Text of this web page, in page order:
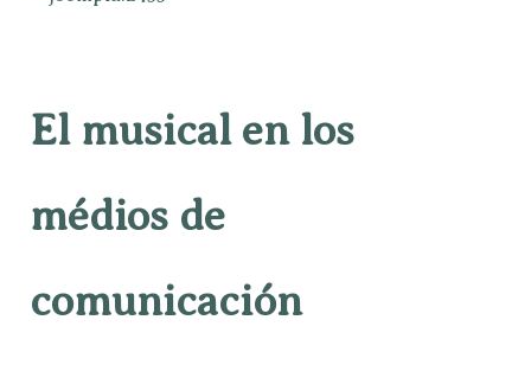
El musical en los
médios de
comunicación